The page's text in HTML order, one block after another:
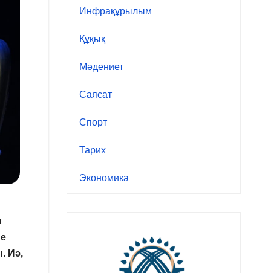
Иә,
Инфрақұрылым
Құқық
Мәдениет
Саясат
Спорт
Тарих
Экономика